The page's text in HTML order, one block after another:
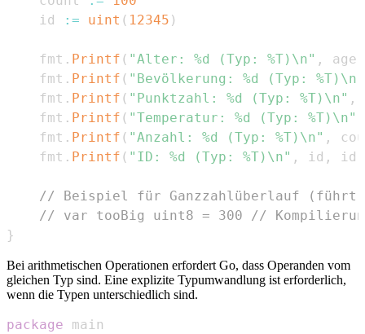
	id
:= uint ( 12345 )
	fmt
. Printf ( "Alter: %d (Typ: %T)\n" , age
	fmt
. Printf ( "Bevölkerung: %d (Typ: %T)\n"
	fmt
. Printf ( "Punktzahl: %d (Typ: %T)\n" ,
	fmt
. Printf ( "Temperatur: %d (Typ: %T)\n"
	fmt
. Printf ( "Anzahl: %d (Typ: %T)\n" ,
	fmt
. Printf ( "ID: %d (Typ: %T)\n" , id , id
// Beispiel für Ganzzahlüberlauf (führt
// var tooBig uint8 = 300 //
}
Bei arithmetischen Operationen erfordert Go, dass Operanden vom
gleichen Typ sind. Eine explizite Typumwandlung ist erforderlich,
wenn die Typen unterschiedlich sind.
package